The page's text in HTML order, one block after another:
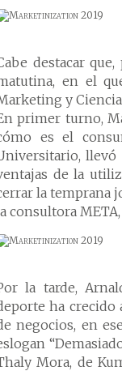
y Hoteleríadestacar
en el
y
primer turno,
es el
llevó
de la
la temprana
consultora
la tarde,
ha crecido
negocios, en
Mora, de